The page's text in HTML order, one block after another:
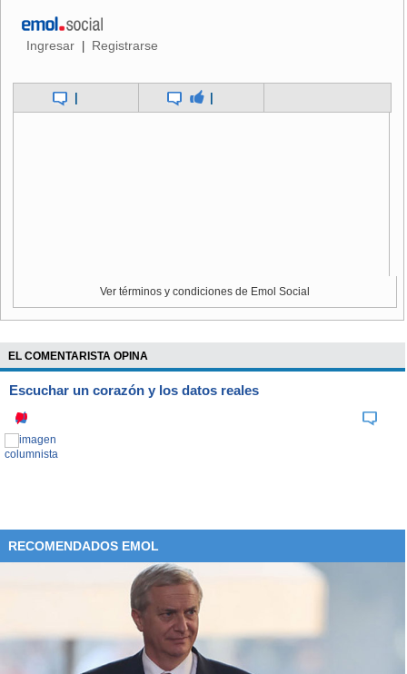
Ingresar Registrarse
Ver términos y condiciones de Emol Social
EL COMENTARISTA OPINA
Escuchar un corazón y los datos reales
RECOMENDADOS EMOL